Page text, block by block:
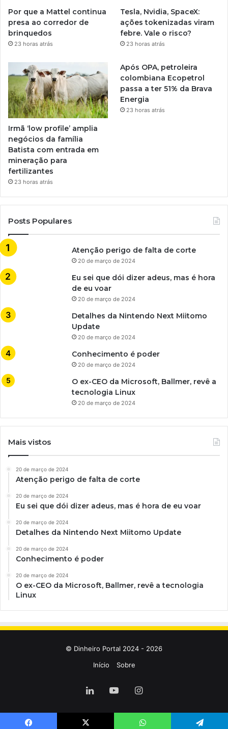
Por que a Mattel continua
presa ao corredor de
brinquedos
23 horas atrás
Tesla, Nvidia, SpaceX:
ações tokenizadas viram
febre. Vale o risco?
23 horas atrás
Irmã ‘low profile’ amplia
negócios da família
Batista com entrada em
mineração para
fertilizantes
23 horas atrás
Após OPA, petroleira
colombiana Ecopetrol
passa a ter 51% da Brava
Energia
23 horas atrás
Posts Populares
Atenção perigo de falta de corte
20 de março de 2024
Eu sei que dói dizer adeus, mas é hora
de eu voar
20 de março de 2024
Detalhes da Nintendo Next Miitomo
Update
20 de março de 2024
Conhecimento é poder
20 de março de 2024
O ex-CEO da Microsoft, Ballmer, revê a
tecnologia Linux
20 de março de 2024
Mais vistos
20 de março de 2024
Atenção perigo de falta de corte
20 de março de 2024
Eu sei que dói dizer adeus, mas é hora de eu voar
20 de março de 2024
Detalhes da Nintendo Next Miitomo Update
20 de março de 2024
Conhecimento é poder
20 de março de 2024
O ex-CEO da Microsoft, Ballmer, revê a tecnologia
Linux
© Dinheiro Portal 2024 - 2026
Início
Sobre
LinkedinYouTubeInstagram